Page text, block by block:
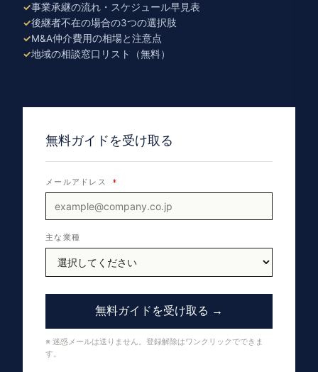
事業承継の流れ・スケジュール早見表
後継者不在の場合の3つの選択肢
M&A仲介費用の相場と注意点
地域の相談窓口リスト（無料）
無料ガイドを受け取る
メールアドレス *
主な業種
無料ガイドを受け取る →
※ 迷惑メールは送りません。登録解除はワンクリックでできま
す。